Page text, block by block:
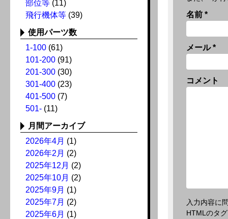
部位等 (11)
飛行機体等 (39)
使用パーツ数
1-100 (61)
101-200 (91)
201-300 (30)
301-400 (23)
401-500 (7)
501- (11)
月間アーカイブ
2026年4月 (1)
2026年2月 (2)
2025年12月 (2)
2025年10月 (2)
2025年9月 (1)
2025年7月 (2)
2025年6月 (1)
名前 *
メール*
コメント
入力内容に
HTMLのタ